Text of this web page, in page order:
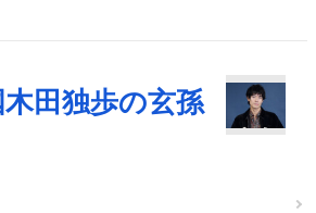
田独歩の玄孫